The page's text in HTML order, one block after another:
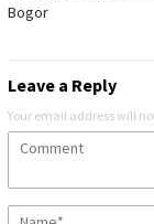
Bogor
Leave a Reply
Your email address will